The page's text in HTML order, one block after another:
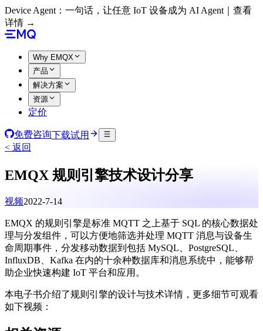
Device Agent：一句话，让任意 IoT 设备成为 AI Agent｜查看
详情 →
Why EMQX
产品
解决方案
资源
定价
免费咨询下载试用
< 返回
EMQX 规则引擎技术设计分享
视频2022-7-14
EMQX 的规则引擎是标准 MQTT 之上基于 SQL 的核心数据处
理与分发组件，可以方便地筛选并处理 MQTT 消息与设备生
命周期事件，分发移动数据到包括 MySQL、PostgreSQL、
InfluxDB、Kafka 在内的十余种数据库和消息系统中，能够帮
助企业快速构建 IoT 平台和应用。
本电子书介绍了规则引擎的设计与技术详情，更多细节可观看
如下视频：